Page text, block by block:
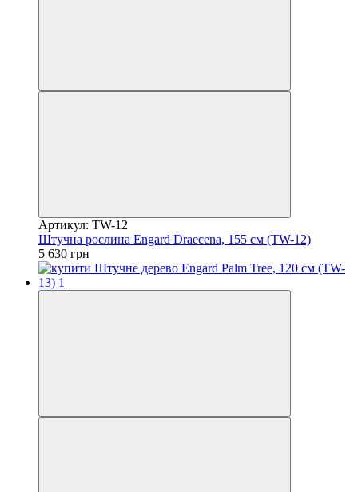
Артикул: TW-12
Штучна рослина Engard Draecena, 155 см (TW-12)
5 630 грн